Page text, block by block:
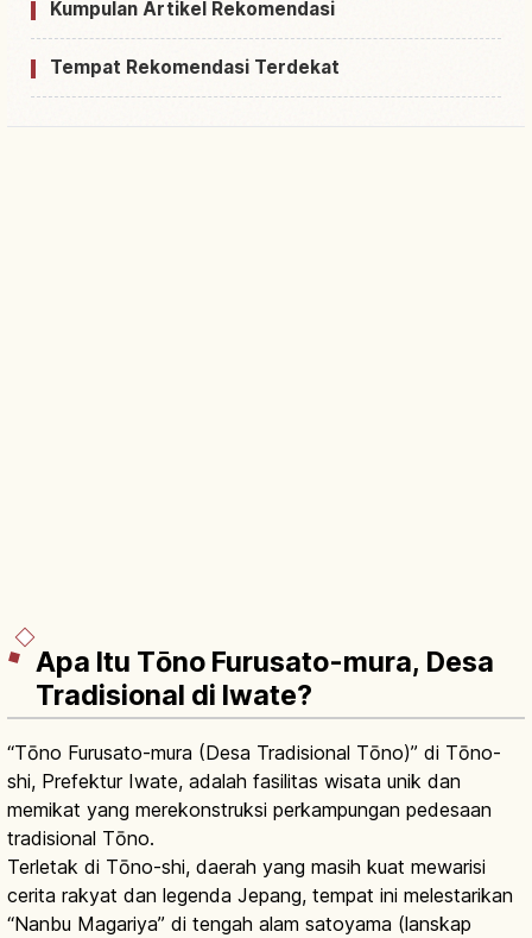
Kumpulan Artikel Rekomendasi
Tempat Rekomendasi Terdekat
Apa Itu Tōno Furusato-mura, Desa
Tradisional di Iwate?
“Tōno Furusato-mura (Desa Tradisional Tōno)” di Tōno-
shi, Prefektur Iwate, adalah fasilitas wisata unik dan
memikat yang merekonstruksi perkampungan pedesaan
tradisional Tōno.
Terletak di Tōno-shi, daerah yang masih kuat mewarisi
cerita rakyat dan legenda Jepang, tempat ini melestarikan
“Nanbu Magariya” di tengah alam satoyama (lanskap